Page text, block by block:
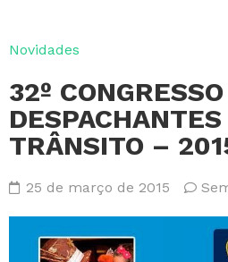
Novidades
32º
TRÂNSITO –
25 de março de 2015